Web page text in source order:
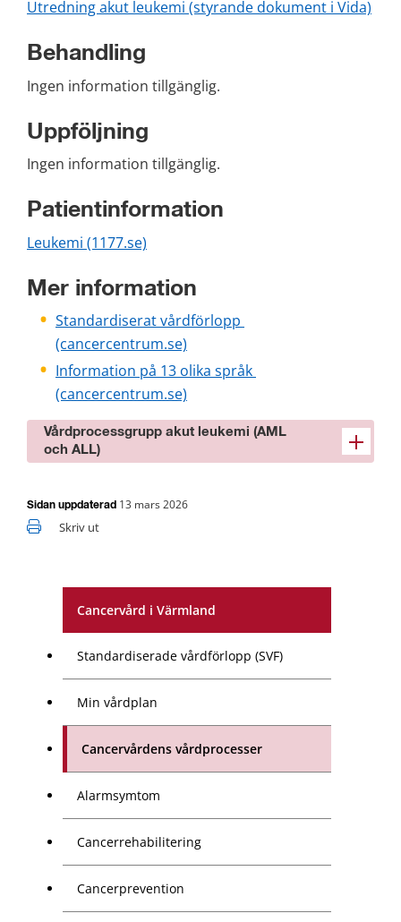
Cancervård i Värmland
Standardiserade vårdförlopp (SVF)
Min vårdplan
Cancervårdens vårdprocesser
Alarmsymtom
Cancerrehabilitering
Cancerprevention
Utredning akut leukemi (styrande dokument i Vida)
Behandling
Ingen information tillgänglig.
Uppföljning
Ingen information tillgänglig.
Patientinformation
Leukemi (1177.se)
Mer information
Standardiserat vårdförlopp
(cancercentrum.se)
Information på 13 olika språk
(cancercentrum.se)
Vårdprocessgrupp akut leukemi (AML
och ALL)
Sidan uppdaterad 13 mars 2026
Skriv ut